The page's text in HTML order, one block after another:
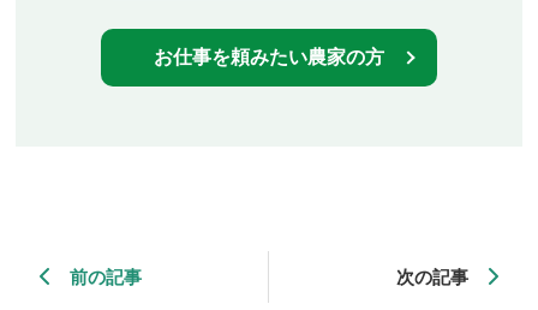
お仕事を頼みたい農家の方
前の記事 次の記事